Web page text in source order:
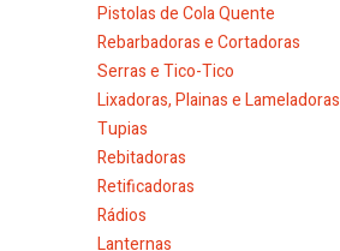
Pistolas de Cola Quente
Rebarbadoras e Cortadoras
Serras e Tico-Tico
Lixadoras, Plainas e Lameladoras
Tupias
Rebitadoras
Retificadoras
Rádios
Lanternas